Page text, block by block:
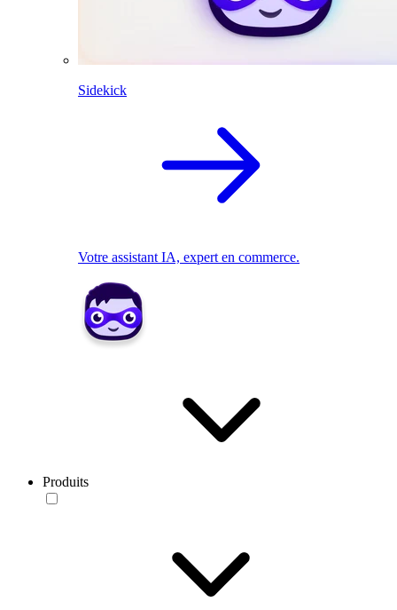
Sidekick
Votre assistant IA, expert en commerce.
Produits